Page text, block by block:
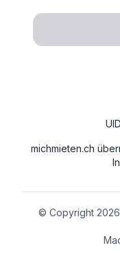
michmieten.ch
© Copyright 2026